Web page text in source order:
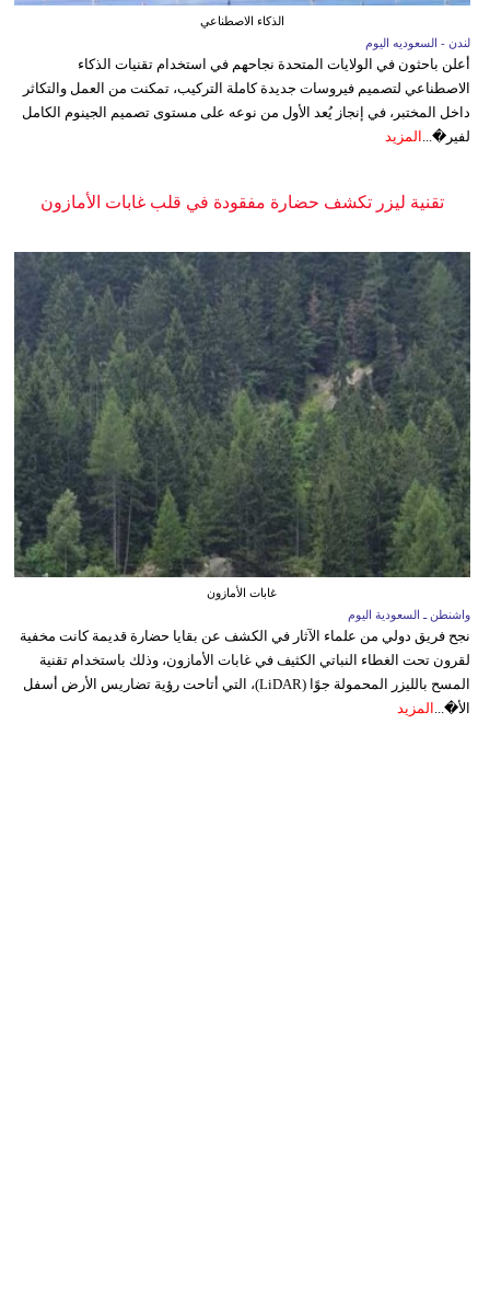
الذكاء الاصطناعي
لندن - السعوديه اليوم
أعلن باحثون في الولايات المتحدة نجاحهم في استخدام تقنيات الذكاء
الاصطناعي لتصميم فيروسات جديدة كاملة التركيب، تمكنت من العمل والتكاثر
داخل المختبر، في إنجاز يُعد الأول من نوعه على مستوى تصميم الجينوم الكامل
لفير�... المزيد
تقنية ليزر تكشف حضارة مفقودة في قلب غابات الأمازون
غابات الأمازون
واشنطن ـ السعودية اليوم
نجح فريق دولي من علماء الآثار في الكشف عن بقايا حضارة قديمة كانت مخفية
لقرون تحت الغطاء النباتي الكثيف في غابات الأمازون، وذلك باستخدام تقنية
المسح بالليزر المحمولة جوًا (LiDAR)، التي أتاحت رؤية تضاريس الأرض أسفل
الأ�... المزيد